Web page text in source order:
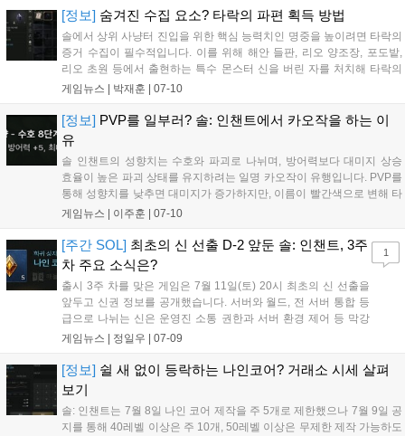
욱 치열한 경쟁이 예상된다....
[정보] 숨겨진 수집 요소? 타락의 파편 획득 방법
솔에서 상위 사냥터 진입을 위한 핵심 능력치인 명중을 높이려면 타락의
증거 수집이 필수적입니다. 이를 위해 해안 들판, 리오 양조장, 포도밭,
리오 초원 등에서 출현하는 특수 몬스터 신을 버린 자를 처치해 타락의
파편을 모아야 합니다. 해당 몬스터는 맵당 하나만 존재하고 리젠 시간
루에 두세 번 정도 여유를 갖고 사냥터를 순회하며 파편을 수집해 명중
과 대미지를 효율적으로 확보하시길 바랍니다....
게임뉴스 | 박재훈 07-10
[정보] PVP를 일부러? 솔: 인챈트에서 카오작을 하는 이
유
솔 인챈트의 성향치는 수호와 파괴로 나뉘며, 방어력보다 대미지 상승
효율이 높은 파괴 상태를 유지하려는 일명 카오작이 유행입니다. PVP를
통해 성향치를 낮추면 대미지가 증가하지만, 이름이 빨간색으로 변해 타
유저의 표적이 되기 쉽고 사망 시 아이템 소실 및 나인 약탈 등 큰 패널티
하며, 안전 지역을 제외한 곳에서 PVP가 가능합니다....
게임뉴스 | 이주훈 07-10
[주간 SOL] 최초의 신 선출 D-2 앞둔 솔: 인챈트, 3주
차 주요 소식은?
출시 3주 차를 맞은 게임은 7월 11일(토) 20시 최초의 신 선출을
앞두고 신권 정보를 공개했습니다. 서버와 월드, 전 서버 통합 등
급으로 나뉘는 신은 운영진 소통 권한과 서버 환경 제어 등 막강
한 권능을 행사합니다. 한편 나인 획득 방식이 기여도 비례 분배
변경될 예정입니다. 또한 실패 확률 없이 +3 장신구를 제작하는
이벤트가 추가되었으며, 사냥터 난이도 완화로 성장 속도가 빨라
짐에 따라 효율적인 장신구 세팅에 대한 유저들의 관심이 높습니
다....
게임뉴스 | 정일우 07-09
1
[정보] 쉴 새 없이 등락하는 나인코어? 거래소 시세 살펴
보기
솔: 인챈트는 7월 8일 나인 코어 제작을 주 5개로 제한했으나 7월 9일 공
지를 통해 40레벨 이상은 주 10개, 50레벨 이상은 무제한 제작 가능하도